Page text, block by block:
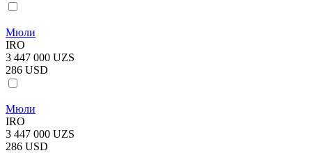
Мюли
IRO
3 447 000 UZS
286 USD
Мюли
IRO
3 447 000 UZS
286 USD